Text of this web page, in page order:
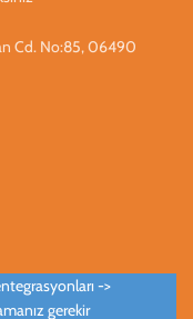
Cd. No:85, 06490
->
gerekir